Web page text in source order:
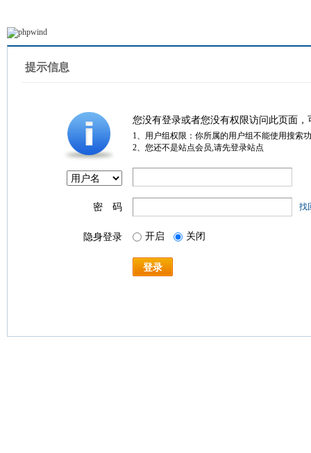
提示信息
您没有登录或者您没有权限访问此页面
1、用户组权限：你所属的用户组不能使用搜索
2、您还不是站点会员,请先登录站点
密 码 找
隐身登录 开启 关闭
登录